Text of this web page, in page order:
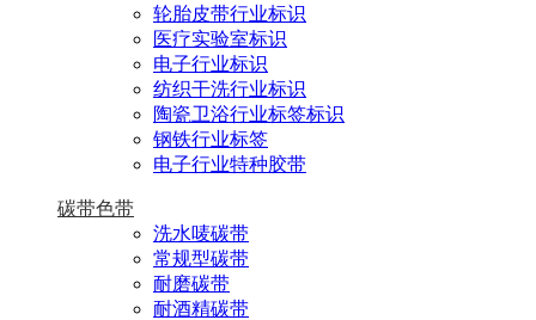
轮胎皮带行业标识
医疗实验室标识
电子行业标识
纺织干洗行业标识
陶瓷卫浴行业标签标识
钢铁行业标签
电子行业特种胶带
碳带色带
洗水唛碳带
常规型碳带
耐磨碳带
耐酒精碳带